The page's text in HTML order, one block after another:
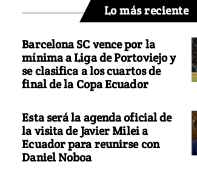
Lo más reciente
Barcelona SC vence por la
mínima a Liga de Portoviejo y
se clasifica a los cuartos de
final de la Copa Ecuador
Esta será la agenda oficial de
la visita de Javier Milei a
Ecuador para reunirse con
Daniel Noboa